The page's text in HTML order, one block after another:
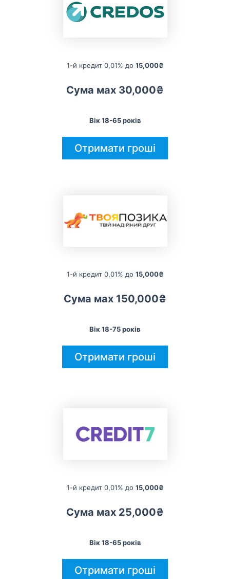
1-й кредит 0,01% до 15,000₴
Сума мах 30,000₴
Вік 18-65 років
Отримати гроші
1-й кредит 0,01% до 15,000₴
Сума мах 150,000₴
Вік 18-75 років
Отримати гроші
1-й кредит 0,01% до 15,000₴
Сума мах 25,000₴
Вік 18-65 років
Отримати гроші